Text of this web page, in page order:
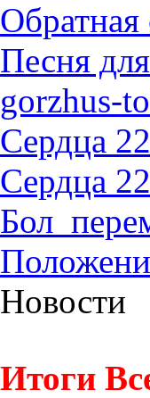
Обратная
Песня
gorzhus-
Сердца
Сердца
Новости
Итоги